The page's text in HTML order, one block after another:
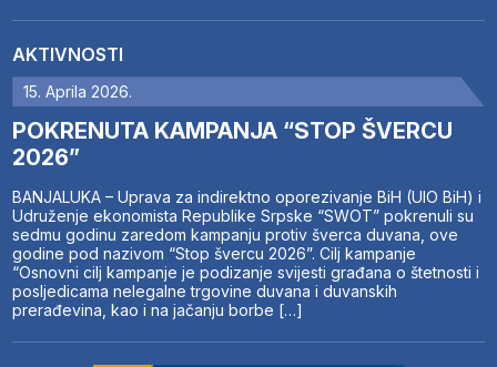
AKTIVNOSTI
15. Aprila 2026.
POKRENUTA KAMPANJA “STOP ŠVERCU
2026”
BANJALUKA – Uprava za indirektno oporezivanje BiH (UIO BiH) i
Udruženje ekonomista Republike Srpske “SWOT” pokrenuli su
sedmu godinu zaredom kampanju protiv šverca duvana, ove
godine pod nazivom “Stop švercu 2026”. Cilj kampanje
“Osnovni cilj kampanje je podizanje svijesti građana o štetnosti i
posljedicama nelegalne trgovine duvana i duvanskih
prerađevina, kao i na jačanju borbe […]